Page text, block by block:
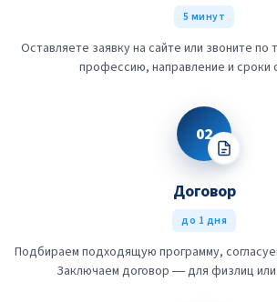
5 минут
Оставляете заявку на сайте или звоните
профессию, направление и сроки
02
Договор
до 1 дня
Подбираем подходящую программу,
Заключаем договор — для физлиц или